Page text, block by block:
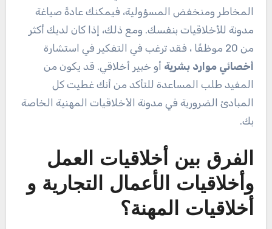
المخاطر ومنخفض المسؤولية، فيمكنك عادةً صياغة
مدونة للأخلاقيات بنفسك. ومع ذلك، إذا كان لديك أكثر
من 20 موظفًا ، فقد ترغب في التفكير في استشارة
أخصائي موارد بشرية أو خبير أخلاقي. قد يكون من
المفيد طلب المساعدة للتأكد من أنك غطيت كل
المبادئ الضرورية في مدونة الأخلاقيات المهنية الخاصة
بك.
الفرق بين أخلاقيات العمل
وأخلاقيات الأعمال التجارية و
أخلاقيات المهنة؟